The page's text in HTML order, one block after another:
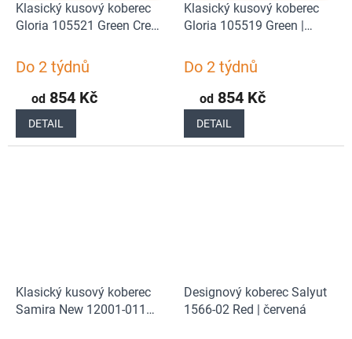
Klasický kusový koberec
Gloria 105521 Green Creme
Do 2 týdnů
od 854 Kč
DETAIL
Klasický kusový koberec
Gloria 105519 Green |
Do 2 týdnů
od 854 Kč
DETAIL
Klasický kusový koberec
Samira New 12001-011
Designový koberec Salyut
1566-02 Red | červená